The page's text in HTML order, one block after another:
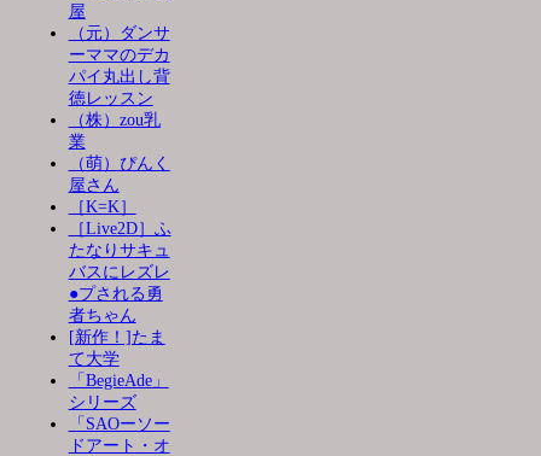
屋
（元）ダンサ
ーママのデカ
パイ丸出し背
徳レッスン
（株）zou乳
業
（萌）ぴんく
屋さん
［K=K］
［Live2D］ふ
たなりサキュ
バスにレズレ
●プされる勇
者ちゃん
[新作！]たま
て大学
「BegieAde」
シリーズ
「SAOーソー
ドアート・オ